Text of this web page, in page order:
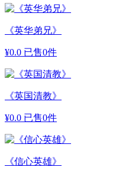
《英华弟兄》
¥0.0 已售0件
《英国清教》
¥0.0 已售0件
《信心英雄》